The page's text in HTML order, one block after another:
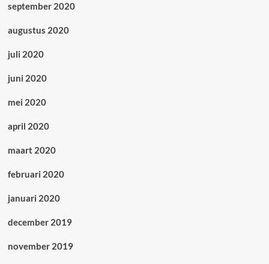
september 2020
augustus 2020
juli 2020
juni 2020
mei 2020
april 2020
maart 2020
februari 2020
januari 2020
december 2019
november 2019